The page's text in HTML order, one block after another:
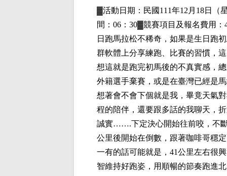
▓活動日期： 民國111年12月18日
（
間：06：30▓競賽項目 及報名費用
日跑馬拉松不稀奇，如果是生日跑
群軟體上分享練跑、比賽的習慣，
想這就是跑完初馬後的不真實感，
外籍選手棄賽，或是在臺灣已經是
想著會不會下個就是我，畢竟天氣
程的陪伴，還要跟多話的我聊天，
誠實…….下定決心開始往前咬，不
公里後開始在倒數，跟著咖啡哥穩
一有的話可能就是，41公里左右很
智維持好跑姿，用順暢的節奏跑進